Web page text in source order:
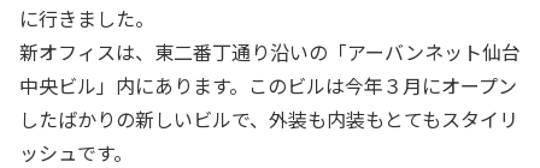
に行きました。
新オフィスは、東二番丁通り沿いの「アーバンネット仙台
中央ビル」内にあります。このビルは今年３月にオープン
したばかりの新しいビルで、外装も内装もとてもスタイリ
ッシュです。